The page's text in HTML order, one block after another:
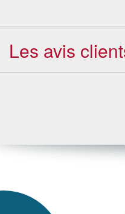
Les avis